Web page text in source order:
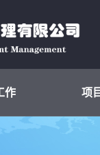
作 项